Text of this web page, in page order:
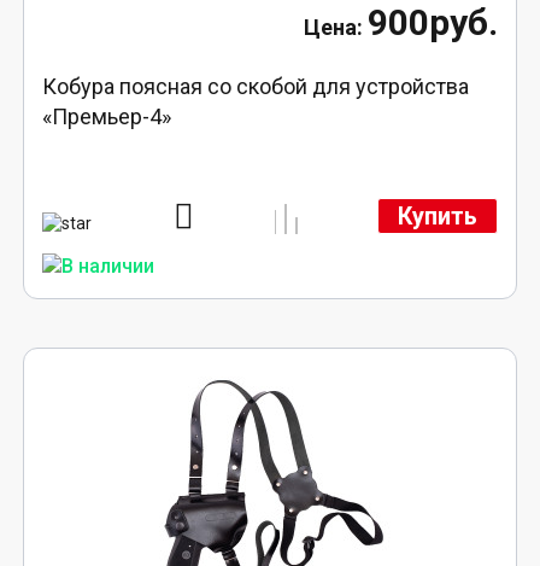
900руб.
Кобура поясная со скобой для устройства
«Премьер-4»
Купить